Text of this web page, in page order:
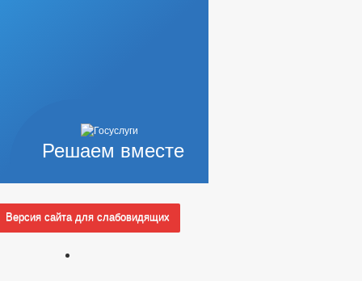
Решаем вместе
Версия сайта для слабовидящих